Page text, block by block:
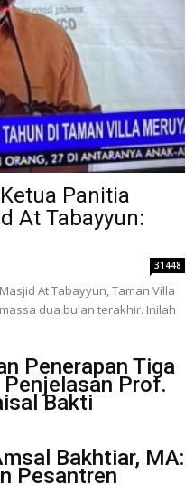
Panitia
At Tabayyun:
31448
At Tabayyun, Taman Villa
dua bulan terakhir. Inilah
Penerapan Tiga
Penjelasan Prof.
Bakti
Bakhtiar, MA:
Pesantren